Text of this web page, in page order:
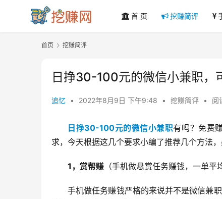
首 页 挖赚简评
首页 挖赚简评
日挣30-100元的微信小兼职，
追忆 • 2022年8月9日 下午9:48 • 挖赚简评 • 阅
日挣30-100元的微信小兼职有吗？免费
求，今天根据这几个要求小编了推荐几个方法
1，赏帮赚 （手机做悬赏任务赚钱，一单平
手机做任务赚钱严格的来说并不是微信兼